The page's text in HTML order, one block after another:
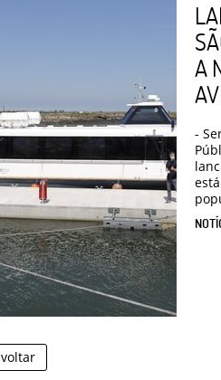
A
-
voltar